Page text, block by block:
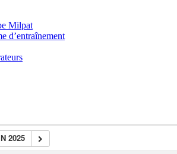
Milpat
d’entraînement
2025